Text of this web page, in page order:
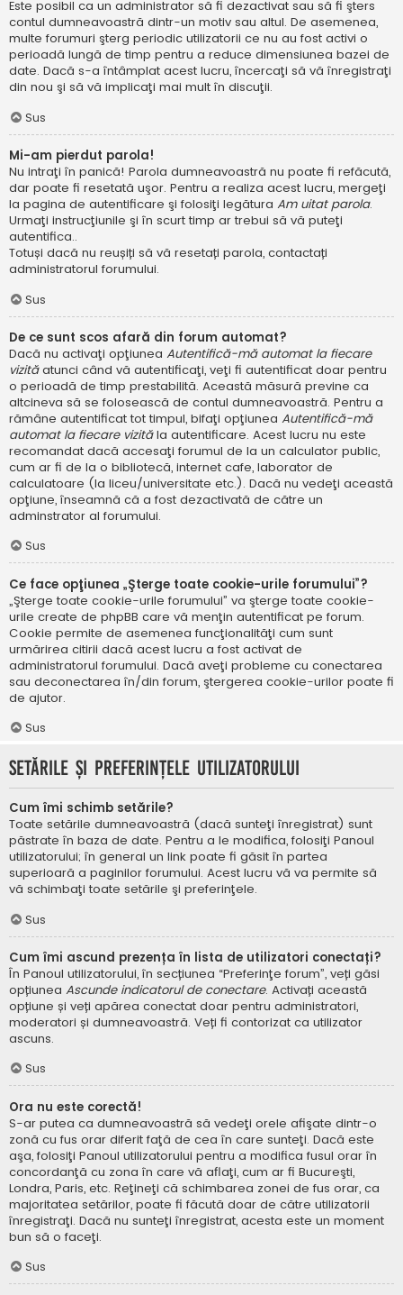
Este posibil ca un administrator să fi dezactivat sau să fi şters
contul dumneavoastră dintr-un motiv sau altul. De asemenea,
multe forumuri şterg periodic utilizatorii ce nu au fost activi o
perioadă lungă de timp pentru a reduce dimensiunea bazei de
date. Dacă s-a întâmplat acest lucru, încercaţi să vă înregistraţi
din nou şi să vă implicaţi mai mult în discuţii.
Sus
Mi-am pierdut parola!
Nu intraţi în panică! Parola dumneavoastră nu poate fi refăcută,
dar poate fi resetată uşor. Pentru a realiza acest lucru, mergeţi
la pagina de autentificare şi folosiţi legătura Am uitat parola.
Urmaţi instrucţiunile şi în scurt timp ar trebui să vă puteţi
autentifica..
Totuși dacă nu reușiți să vă resetați parola, contactați
administratorul forumului.
Sus
De ce sunt scos afară din forum automat?
Dacă nu activaţi opţiunea Autentifică-mă automat la fiecare
vizităatunci când vă autentificaţi, veţi fi autentificat doar pentru
o perioadă de timp prestabilită. Această măsură previne ca
altcineva să se folosească de contul dumneavoastră. Pentru a
rămâne autentificat tot timpul, bifaţi opţiunea Autentifică-mă
automat la fiecare vizităla autentificare. Acest lucru nu este
recomandat dacă accesaţi forumul de la un calculator public,
cum ar fi de la o bibliotecă, internet cafe, laborator de
calculatoare (la liceu/universitate etc.). Dacă nu vedeţi această
opţiune, înseamnă că a fost dezactivată de către un
adminstrator al forumului.
Sus
Ce face opţiunea „Şterge toate cookie-urile forumului”?
„Şterge toate cookie-urile forumului” va şterge toate cookie-
urile create de phpBB care vă menţin autentificat pe forum.
Cookie permite de asemenea funcţionalităţi cum sunt
urmărirea citirii dacă acest lucru a fost activat de
administratorul forumului. Dacă aveţi probleme cu conectarea
sau deconectarea în/din forum, ştergerea cookie-urilor poate fi
de ajutor.
Sus
Setările şi preferinţele utilizatorului
Cum îmi schimb setările?
Toate setările dumneavoastră (dacă sunteţi înregistrat) sunt
păstrate în baza de date. Pentru a le modifica, folosiţi Panoul
utilizatorului; în general un link poate fi găsit în partea
superioară a paginilor forumului. Acest lucru vă va permite să
vă schimbaţi toate setările şi preferinţele.
Sus
Cum îmi ascund prezența în lista de utilizatori conectați?
În Panoul utilizatorului, în secțiunea “Preferinţe forum”, veți găsi
opțiunea Ascunde indicatorul de conectare. Activați această
opțiune și veți apărea conectat doar pentru administratori,
moderatori și dumneavoastră. Veți fi contorizat ca utilizator
ascuns.
Sus
Ora nu este corectă!
S-ar putea ca dumneavoastră să vedeţi orele afişate dintr-o
zonă cu fus orar diferit faţă de cea în care sunteţi. Dacă este
aşa, folosiţi Panoul utilizatorului pentru a modifica fusul orar în
concordanţă cu zona în care vă aflaţi, cum ar fi Bucureşti,
Londra, Paris, etc. Reţineţi că schimbarea zonei de fus orar, ca
majoritatea setărilor, poate fi făcută doar de către utilizatorii
înregistraţi. Dacă nu sunteţi înregistrat, acesta este un moment
bun să o faceţi.
Sus